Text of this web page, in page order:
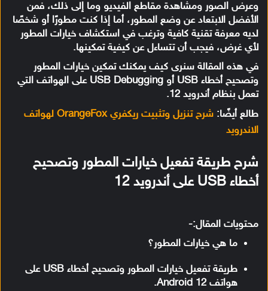
وعرض الصور ومشاهدة مقاطع الفيديو وما إلى ذلك، فمن
الأفضل الابتعاد عن وضع المطور، أما إذا كنت مطورًا أو شخصًا
لديه معرفة تقنية كافية وترغب في استكشاف خيارات المطور
لأي غرض، فيجب أن تتساءل عن كيفية تمكينها.
في هذه المقالة سنرى كيف يمكنك تمكين خيارات المطور
وتصحيح أخطاء USB أو USB Debugging على الهواتف التي
تعمل بنظام أندرويد 12.
طالع أيضًا:
شرح تنزيل وتثبيت ريكفري OrangeFox لهواتف
الاندرويد
شرح طريقة تفعيل خيارات المطور وتصحيح
أخطاء USB على أندرويد 12
محتويات المقال:-
ما هي خيارات المطور؟
طريقة تفعيل خيارات المطور وتصحيح أخطاء USB على
هواتف Android 12.